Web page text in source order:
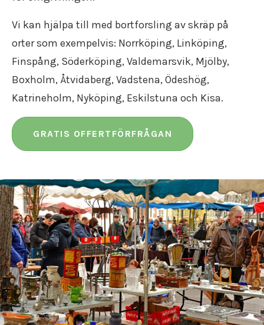
Vi kan hjälpa till med bortforsling av skräp på
orter som exempelvis: Norrköping, Linköping,
Finspång, Söderköping, Valdemarsvik, Mjölby,
Boxholm, Åtvidaberg, Vadstena, Ödeshög,
Katrineholm, Nyköping, Eskilstuna och Kisa.
GRATIS OFFERTFÖRFRÅGAN